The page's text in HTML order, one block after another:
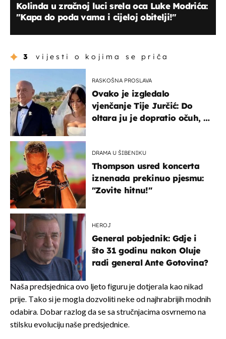
Kolinda u zračnoj luci srela oca Luke Modrića:
"Kapa do poda vama i cijeloj obitelji!"
3 vijesti o kojima se priča
RASKOŠNA PROSLAVA
Ovako je izgledalo
vjenčanje Tije Jurčić: Do
oltara ju je dopratio očuh, a
DRAMA U ŠIBENIKU
Thompson usred koncerta
iznenada prekinuo pjesmu:
"Zovite hitnu!"
HEROJ
General pobjednik: Gdje i
što 31 godinu nakon Oluje
radi general Ante Gotovina?
Naša predsjednica ovo ljeto figuru je dotjerala kao nikad
prije. Tako si je mogla dozvoliti neke od najhrabrijih modnih
odabira. Dobar razlog da se sa stručnjacima osvrnemo na
stilsku evoluciju naše predsjednice.